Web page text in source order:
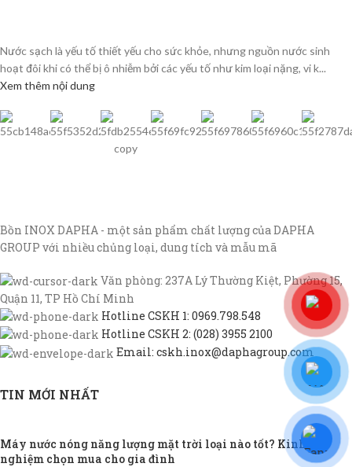
Nước sạch là yếu tố thiết yếu cho sức khỏe, nhưng nguồn nước sinh
hoạt đôi khi có thể bị ô nhiễm bởi các yếu tố như kim loại nặng, vi k...
Xem thêm nội dung
Bồn INOX DAPHA - một sản phẩm chất lượng của DAPHA
GROUP với nhiều chủng loại, dung tích và mẫu mã
Văn phòng: 237A Lý Thường Kiệt, Phường 15,
Quận 11, TP Hồ Chí Minh
Hotline CSKH 1: 0969.798.548
Hotline CSKH 2: (028) 3955 2100
Email: cskh.inox@daphagroup.com
TIN MỚI NHẤT
Máy nước nóng năng lượng mặt trời loại nào tốt? Kinh
nghiệm chọn mua cho gia đình